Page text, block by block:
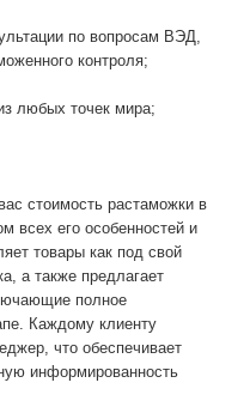
по вопросам ВЭД,
контроля;
любых точек мира;
стоимость растаможки в
всех его особенностей и
товары как под свой
а также предлагает
полное
Каждому клиенту
что обеспечивает
информированность